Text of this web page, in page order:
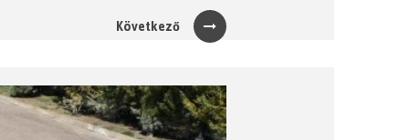
Következő